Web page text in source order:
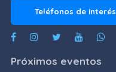
Teléfonos de interés
Próximos eventos